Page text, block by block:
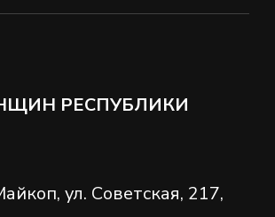
РЕСПУБЛИКИ
ул. Советская, 217,